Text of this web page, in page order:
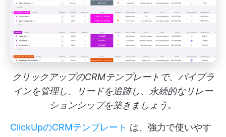
クリックアップのCRMテンプレートで、パイプラ
インを管理し、リードを追跡し、永続的なリレー
ションシップを築きましょう。
ClickUpのCRMテンプレート は、強力で使いやす